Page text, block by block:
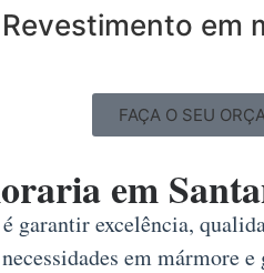
Revestimento em
FAÇA O SEU
em
é garantir excelência,
em mármore